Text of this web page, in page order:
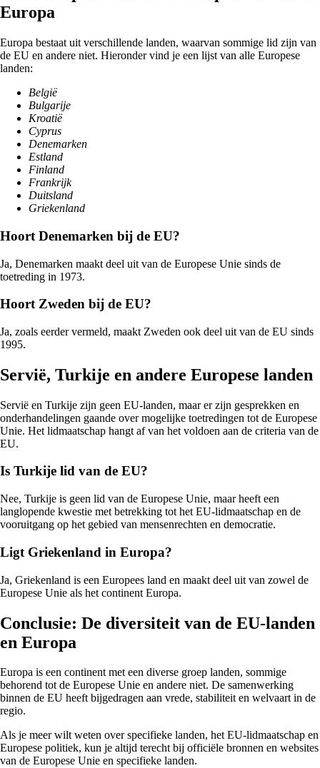
Europa
Europa bestaat uit verschillende landen, waarvan sommige lid zijn van
de EU en andere niet. Hieronder vind je een lijst van alle Europese
landen:
België
Bulgarije
Kroatië
Cyprus
Denemarken
Estland
Finland
Frankrijk
Duitsland
Griekenland
Hoort Denemarken bij de EU?
Ja, Denemarken maakt deel uit van de Europese Unie sinds de
toetreding in 1973.
Hoort Zweden bij de EU?
Ja, zoals eerder vermeld, maakt Zweden ook deel uit van de EU sinds
1995.
Servië, Turkije en andere Europese landen
Servië en Turkije zijn geen EU-landen, maar er zijn gesprekken en
onderhandelingen gaande over mogelijke toetredingen tot de Europese
Unie. Het lidmaatschap hangt af van het voldoen aan de criteria van de
EU.
Is Turkije lid van de EU?
Nee, Turkije is geen lid van de Europese Unie, maar heeft een
langlopende kwestie met betrekking tot het EU-lidmaatschap en de
vooruitgang op het gebied van mensenrechten en democratie.
Ligt Griekenland in Europa?
Ja, Griekenland is een Europees land en maakt deel uit van zowel de
Europese Unie als het continent Europa.
Conclusie: De diversiteit van de EU-landen
en Europa
Europa is een continent met een diverse groep landen, sommige
behorend tot de Europese Unie en andere niet. De samenwerking
binnen de EU heeft bijgedragen aan vrede, stabiliteit en welvaart in de
regio.
Als je meer wilt weten over specifieke landen, het EU-lidmaatschap en
Europese politiek, kun je altijd terecht bij officiële bronnen en websites
van de Europese Unie en specifieke landen.